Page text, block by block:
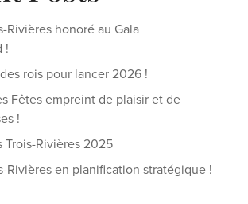
Rivières honoré au Gala
!
rois pour lancer 2026 !
Fêtes empreint de plaisir et de
!
Trois-Rivières 2025
Rivières en planification stratégique !